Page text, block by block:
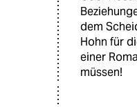
dem
Hohn für
einer
müssen!